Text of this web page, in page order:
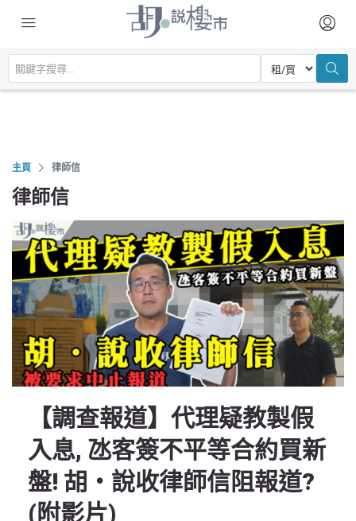
主頁 律師信
律師信
【調查報道】代理疑教製假
入息, 氹客簽不平等合約買新
盤! 胡‧說收律師信阻報道?
(附影片)